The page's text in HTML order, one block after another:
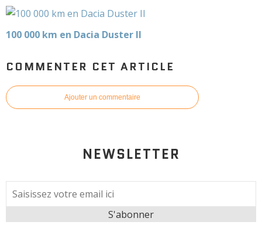
100 000 km en Dacia Duster II
COMMENTER CET ARTICLE
Ajouter un commentaire
NEWSLETTER